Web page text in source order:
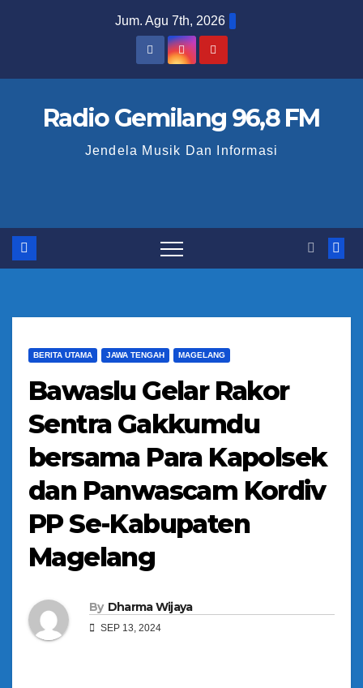
t
Jum. Agu 7th, 2026
Radio Gemilang 96,8 FM
Jendela Musik Dan Informasi
BERITA UTAMA JAWA TENGAH MAGELANG
Bawaslu Gelar Rakor
Sentra Gakkumdu
bersama Para Kapolsek
dan Panwascam Kordiv
PP Se-Kabupaten
Magelang
By Dharma Wijaya
SEP 13, 2024